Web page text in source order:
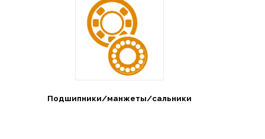
Подшипники/манжеты/сальники